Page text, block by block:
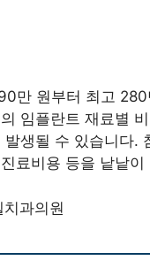
만 원부터 최고
임플란트 재료별
생될 수 있습니다.
료비용 등을 낱낱이
치과의원